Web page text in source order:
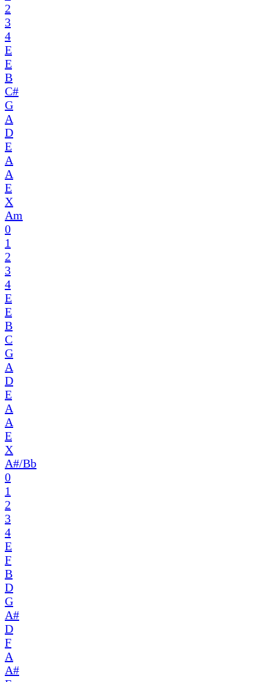
2
3
4
E
E
B
C#
G
A
D
E
A
A
E
X
Am
0
1
2
3
4
E
E
B
C
G
A
D
E
A
A
E
X
A#/Bb
0
1
2
3
4
E
F
B
D
G
A#
D
F
A
A#